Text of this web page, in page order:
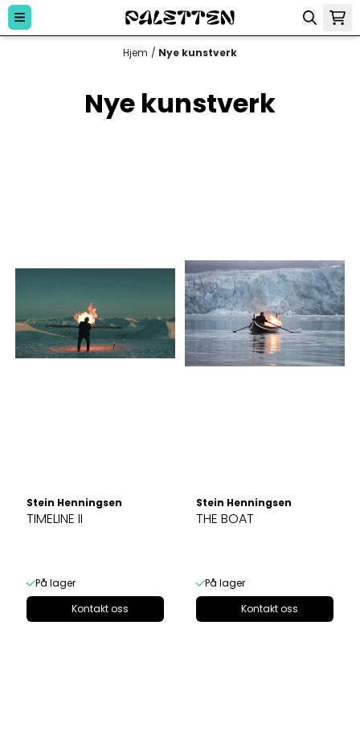
Hopp til innhold
Hjem / Nye kunstverk
Nye kunstverk
Stein Henningsen
TIMELINE II
På lager
Kontakt oss
Stein Henningsen
THE BOAT
På lager
Kontakt oss